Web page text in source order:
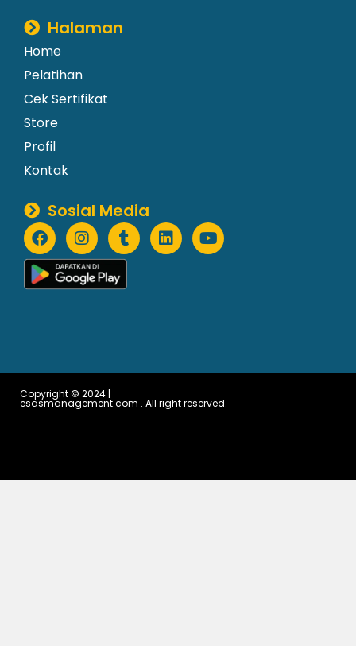
Halaman
Home
Pelatihan
Cek Sertifikat
Store
Profil
Kontak
Sosial Media
Copyright © 2024 |
esasmanagement.com . All right reserved.